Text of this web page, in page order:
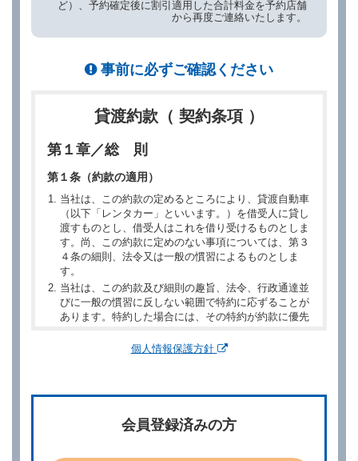
ど）、予約確定後に割引適用した合計料金を予約店舗
から再度ご連絡いたします。
事前に必ずご確認ください
貸渡約款（ 契約条項 ）
第１章／総 則
第１条（約款の適用）
当社は、この約款の定めるところにより、貸渡自動車
（以下「レンタカー」といいます。）を借受人に貸し
渡すものとし、借受人はこれを借り受けるものとしま
す。尚、この約款に定めのない事項については、第３
４条の細則、法令又は一般の慣習によるものとしま
す。
当社は、この約款及び細則の趣旨、法令、行政通達並
びに一般の慣習に反しない範囲で特約に応ずることが
あります。特約した場合には、その特約が約款に優先
別に定める料金表等に同意のうえ、別に定める方法に
個人情報保護方針
会員登録済みの方